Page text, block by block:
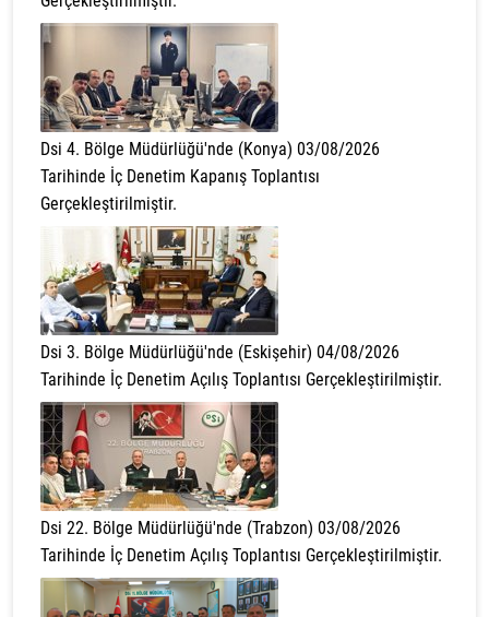
Dsi 4. Bölge Müdürlüğü'nde (Konya) 03/08/2026
Tarihinde İç Denetim Kapanış Toplantısı
Gerçekleştirilmiştir.
Dsi 3. Bölge Müdürlüğü'nde (Eskişehir) 04/08/2026
Tarihinde İç Denetim Açılış Toplantısı Gerçekleştirilmiştir.
Dsi 22. Bölge Müdürlüğü'nde (Trabzon) 03/08/2026
Tarihinde İç Denetim Açılış Toplantısı Gerçekleştirilmiştir.